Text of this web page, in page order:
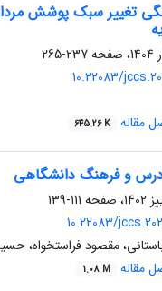
تغییر سبک پوشش
237-265
10.22083/
مقاله 645.26 K
و فرهنگ دانشگاهی
111-139
10.22083/
مقصود فراستخواه،
مقاله 1.08 M